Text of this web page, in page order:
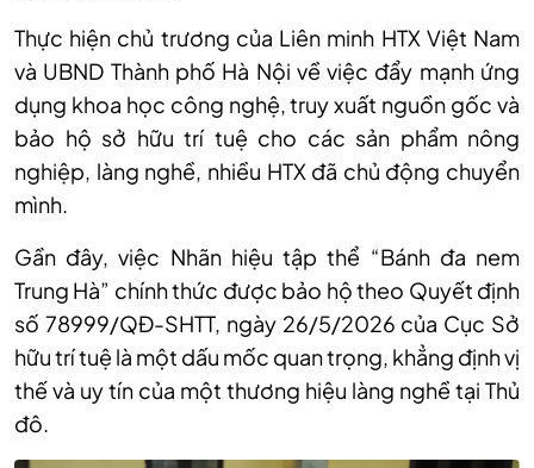
Thực hiện chủ trương của Liên minh HTX Việt Nam
và UBND Thành phố Hà Nội về việc đẩy mạnh ứng
dụng khoa học công nghệ, truy xuất nguồn gốc và
bảo hộ sở hữu trí tuệ cho các sản phẩm nông
nghiệp, làng nghề, nhiều HTX đã chủ động chuyển
mình.
Gần đây, việc Nhãn hiệu tập thể “Bánh đa nem
Trung Hà” chính thức được bảo hộ theo Quyết định
số 78999/QĐ-SHTT, ngày 26/5/2026 của Cục Sở
hữu trí tuệ là một dấu mốc quan trọng, khẳng định vị
thế và uy tín của một thương hiệu làng nghề tại Thủ
đô.